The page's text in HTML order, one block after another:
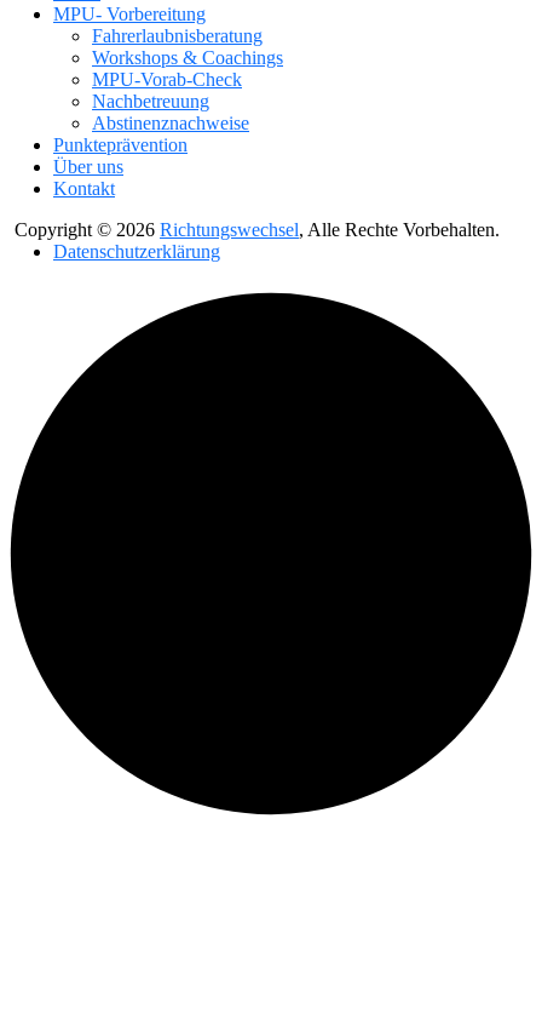
MPU- Vorbereitung
Fahrerlaubnis­beratung
Workshops & Coachings
MPU-Vorab-Check
Nachbetreu­ung
Abstinenz­nachweise
Punkte­prävention
Über uns
Kontakt
Copyright © 2026 Richtungswechsel, Alle Rechte Vorbehalten.
Datenschutzerklärung